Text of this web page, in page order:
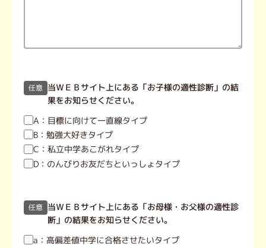
任意 当ＷＥＢサイト上にある「お子様の適性診断」の結
果をお知らせください。
A：目標に向けて一直線タイプ
B：勉強大好きタイプ
C：私立中学あこがれタイプ
D：のんびりお友だちといっしょタイプ
任意 当ＷＥＢサイト上にある「お母様・お父様の適性診
断」の結果をお知らせください。
a：高偏差値中学に合格させたいタイプ